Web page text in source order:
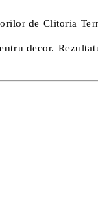
de Clitoria
decor.